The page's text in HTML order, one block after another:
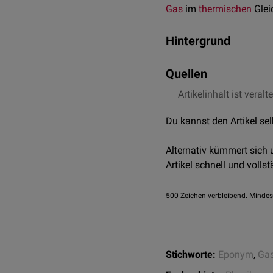
Gas im thermischen
Hintergrund
Geschwindigkeiten in
es zu einer ständigen
die Funktion fließen
absoluteTemperatur
Teilchenmasse
Gesamtzahl der
Quellen
Chemie.de –
Artikelinhalt ist
Du kannst den Artikel
Alternativ kümmert sich
Artikel schnell und
500 Zeichen verbleibend.
Stichworte: Eponym,